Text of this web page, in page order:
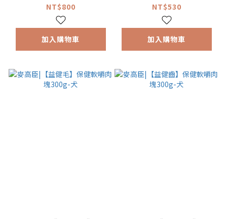
NT$800
加入購物車
NT$530
加入購物車